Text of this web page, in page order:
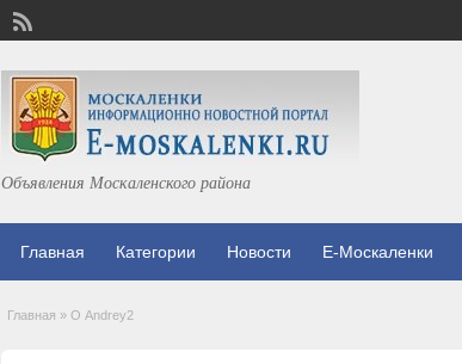
Объявления Москаленского района
Главная Категории Новости E-Москаленки
Главная » О Andrey2